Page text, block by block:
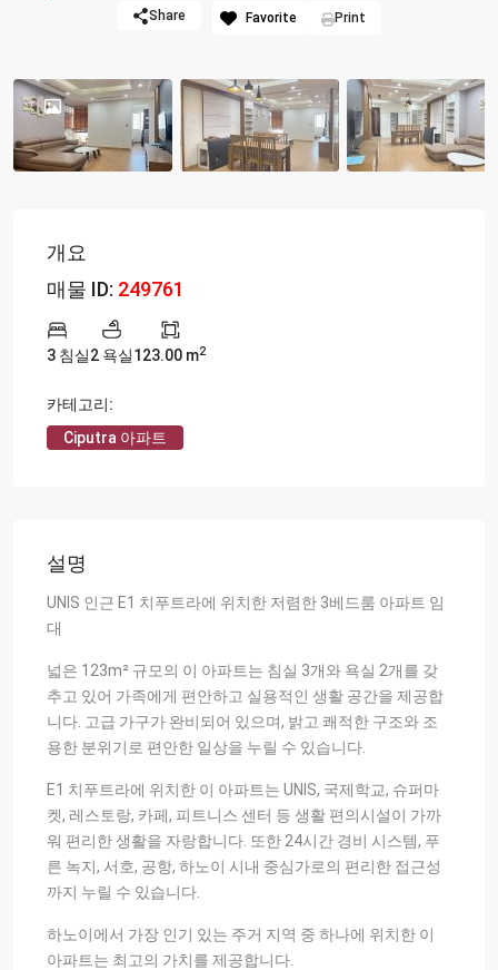
Share Favorite Print
개요
매물 ID: 249761
3 침실2 욕실123.00 m2
카테고리:
Ciputra 아파트
설명
UNIS 인근 E1 치푸트라에 위치한 저렴한 3베드룸 아파트 임
대
넓은 123m² 규모의 이 아파트는 침실 3개와 욕실 2개를 갖
추고 있어 가족에게 편안하고 실용적인 생활 공간을 제공합
니다. 고급 가구가 완비되어 있으며, 밝고 쾌적한 구조와 조
용한 분위기로 편안한 일상을 누릴 수 있습니다.
E1 치푸트라에 위치한 이 아파트는 UNIS, 국제학교, 슈퍼마
켓, 레스토랑, 카페, 피트니스 센터 등 생활 편의시설이 가까
워 편리한 생활을 자랑합니다. 또한 24시간 경비 시스템, 푸
른 녹지, 서호, 공항, 하노이 시내 중심가로의 편리한 접근성
까지 누릴 수 있습니다.
하노이에서 가장 인기 있는 주거 지역 중 하나에 위치한 이
아파트는 최고의 가치를 제공합니다.